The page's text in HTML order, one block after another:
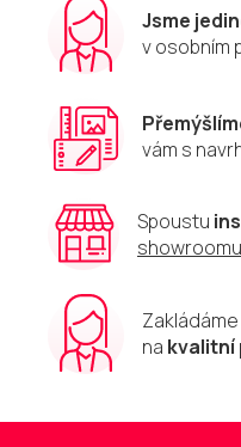
Jsme
v osobním
vám s
Spoustu
showroomu
Zakládáme
na kvalitní